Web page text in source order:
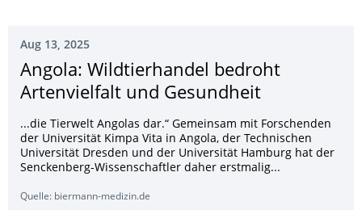
Aug 13, 2025
Angola: Wildtierhandel bedroht
Artenvielfalt und Gesundheit
...die Tierwelt Angolas dar.“ Gemeinsam mit Forschenden
der Universität Kimpa Vita in Angola, der Technischen
Universität Dresden und der Universität Hamburg hat der
Senckenberg-Wissenschaftler daher erstmalig...
Quelle: biermann-medizin.de